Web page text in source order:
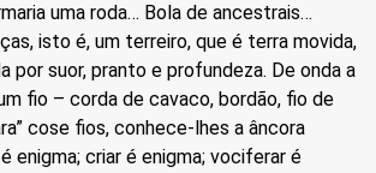
uma roda… Bola de ancestrais…
isto é, um terreiro, que é terra movida,
por suor, pranto e profundeza. De onda a
fio – corda de cavaco, bordão, fio de
cose fios, conhece-lhes a âncora
enigma; criar é enigma; vociferar é